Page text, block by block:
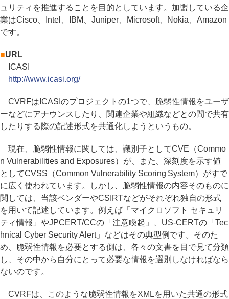
ュリティを推進することを目的としています。加盟している企
業はCisco、Intel、IBM、Juniper、Microsoft、Nokia、Amazon
です。
■URL
ICASI
http://www.icasi.org/
CVRFはICASIのプロジェクトの1つで、脆弱性情報をユーザ
ーなどにアナウンスしたり、関連企業や組織などとの間で共有
したりする際の記述形式を共通化しようというもの。
現在、脆弱性情報に関しては、識別子としてCVE（Commo
n Vulnerabilities and Exposures）が、また、深刻度を示す値
としてCVSS（Common Vulnerability Scoring System）がすで
に広く使われています。しかし、脆弱性情報の内容そのものに
関しては、当該ベンダーやCSIRTなどがそれぞれ独自の形式
を用いて記述しています。例えば「マイクロソフト セキュリ
ティ情報」やJPCERT/CCの「注意喚起」、US-CERTの「Tec
hnical Cyber Security Alert」などはその典型例です。そのた
め、脆弱性情報を必要とする側は、各々の文書を目で見て分類
し、その中から自分にとって必要な情報を選別しなければなら
ないのです。
CVRFは、このような脆弱性情報をXMLを用いた共通の形式